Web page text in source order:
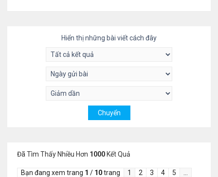
Hiển thị những bài viết cách đây
Đã Tìm Thấy Nhiều Hơn 1000 Kết Quả
Bạn đang xem trang 1 / 10trang 1 2 3 4 5